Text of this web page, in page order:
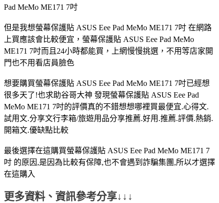
Pad MeMo ME171 7吋
但是我想螢幕保護貼 ASUS Eee Pad MeMo ME171 7吋 在網路
上買應該會比較便宜，螢幕保護貼 ASUS Eee Pad MeMo
ME171 7吋而且24小時都能買，上網慢慢挑選，不用等店家開
門也不用看店員臉色
想要購買螢幕保護貼 ASUS Eee Pad MeMo ME171 7吋已經想
很多天了!也求助谷哥大神 發現螢幕保護貼 ASUS Eee Pad
MeMo ME171 7吋的評價真的不錯想想哪裡買最便宜.心得文.
試用文.分享文行李箱/旅遊用品分享推薦.好用.推薦.評價.熱銷.
開箱文.優缺點比較
最後選擇在這購買螢幕保護貼 ASUS Eee Pad MeMo ME171 7
吋 的原因,是因為比較有保障,也不會遇到詐騙集團,所以才選擇
在這購入
更多資料、資訊參考分享↓↓↓